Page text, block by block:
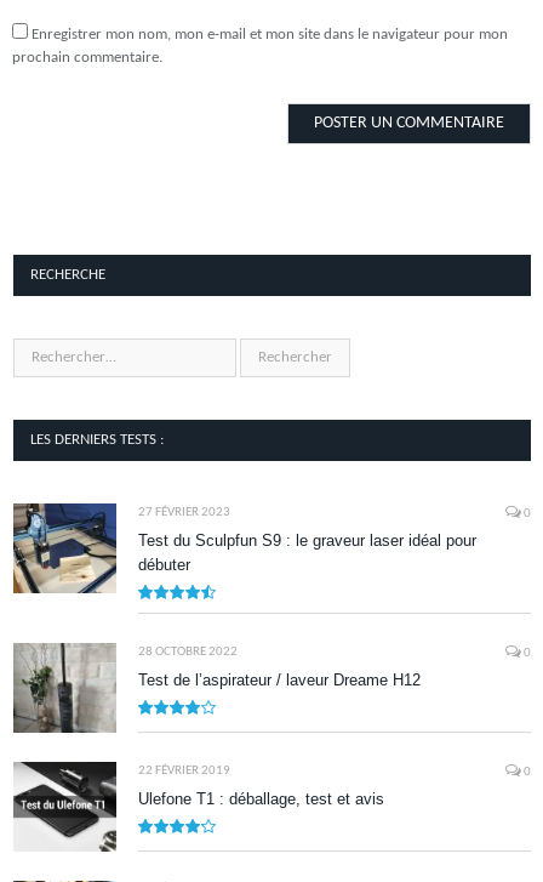
Enregistrer mon nom, mon e-mail et mon site dans le navigateur pour mon
prochain commentaire.
RECHERCHE
LES DERNIERS TESTS :
27 FÉVRIER 2023 0
Test du Sculpfun S9 : le graveur laser idéal pour
débuter
28 OCTOBRE 2022 0
Test de l’aspirateur / laveur Dreame H12
22 FÉVRIER 2019 0
Ulefone T1 : déballage, test et avis